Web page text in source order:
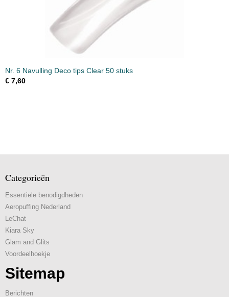
Nr. 6 Navulling Deco tips Clear 50 stuks
€ 7,60
Categorieën
Essentiele benodigdheden
Aeropuffing Nederland
LeChat
Kiara Sky
Glam and Glits
Voordeelhoekje
Sitemap
Berichten